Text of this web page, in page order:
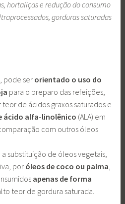
hortaliças e redução do consumo
gorduras saturadas
pode ser orientado o uso do
para o preparo das refeições,
de ácidos graxos saturados e
ácido alfa-linolênico (ALA) em
com outros óleos
substituição de óleos vegetais,
por óleos de coco ou palma,
apenas de forma
teor de gordura saturada.